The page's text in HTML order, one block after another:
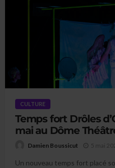
CULTURE
Temps fort Drôles
mai au Dôme
Damien Boussicut 5 mai
Un nouveau temps fort placé